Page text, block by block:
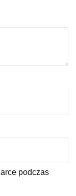
podczas